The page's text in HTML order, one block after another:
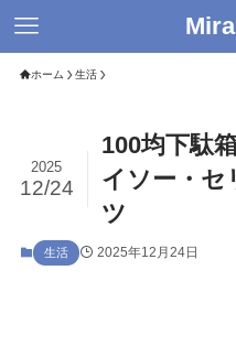
ホーム 生活
100均下駄
イソー・セ
ツ
2025
12/24
生活 2025年12月24日